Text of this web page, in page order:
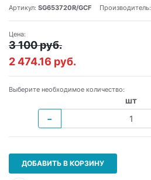
Артикул: SG653720R/GCF Производитель:
Цена:
3 100 руб.
2 474.16 руб.
Выберите необходимое количество:
шт
−
ДОБАВИТЬ В КОРЗИНУ